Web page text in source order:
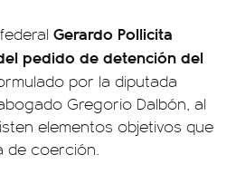
Gerardo Pollicita
pedido de detención del
por la diputada
Gregorio Dalbón, al
elementos objetivos que
de coerción.